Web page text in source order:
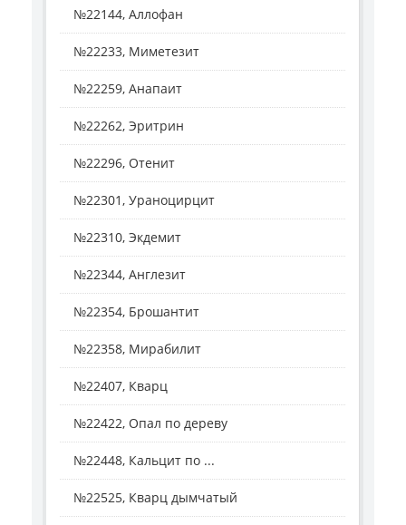
№22144, Аллофан
№22233, Миметезит
№22259, Анапаит
№22262, Эритрин
№22296, Отенит
№22301, Ураноцирцит
№22310, Экдемит
№22344, Англезит
№22354, Брошантит
№22358, Мирабилит
№22407, Кварц
№22422, Опал по дереву
№22448, Кальцит по ...
№22525, Кварц дымчатый